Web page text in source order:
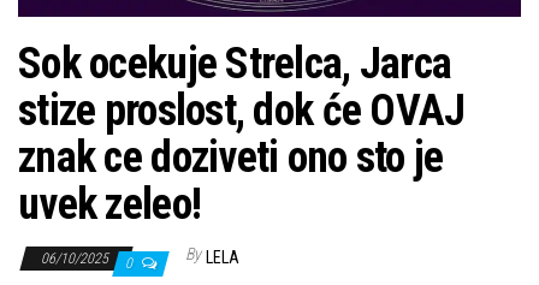
Sok ocekuje Strelca, Jarca
stize proslost, dok će OVAJ
znak ce doziveti ono sto je
uvek zeleo!
06/10/2025 0 By LELA